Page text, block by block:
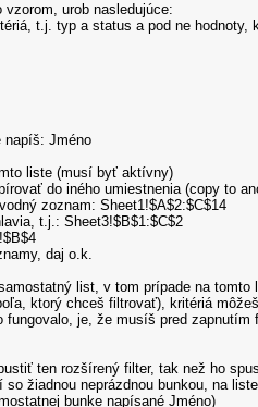
urob nasledujúce:
t.j. typ a status a pod ne hodnoty,
napíš: Jméno
liste (musí byť aktívny)
do iného umiestnenia (copy to
zoznam: Sheet1!$A$2:$C$14
t.j.: Sheet3!$B$1:$C$2
daj o.k.
list, v tom prípade na tomto
ktorý chceš filtrovať), kritériá
fungovalo, je, že musíš pred
ten rozšírený filter, tak než ho
so žiadnou neprázdnou bunkou, na
bunke napísané Jméno)